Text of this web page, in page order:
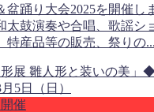
盆踊り大会2025を開催し
太鼓演奏や合唱、歌謡シ
特産品等の販売、祭りの...
催